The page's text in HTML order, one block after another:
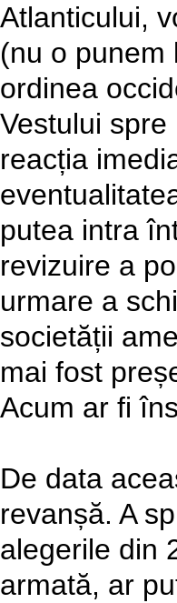
Atlanticului,
(nu o punem
ordinea
Vestului
reacția
putea intra
revizuire a
urmare a
societății
mai fost
Acum ar fi
De data
revanșă. A
alegerile din
armată, ar